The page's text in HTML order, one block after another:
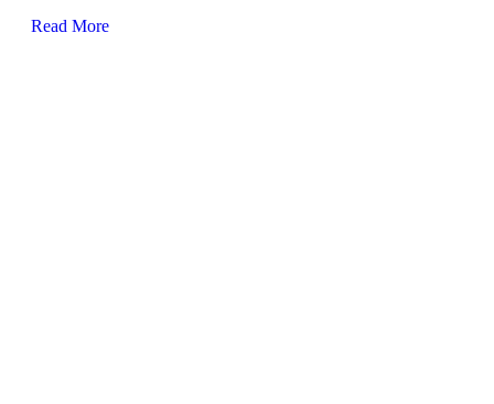
Read More